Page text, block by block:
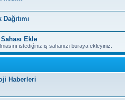
Ekle
istediğiniz iş sahanızı buraya ekleyiniz.
Haberleri